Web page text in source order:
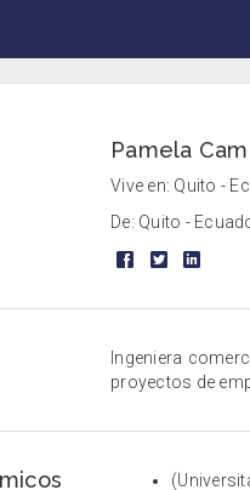
Pamela
Vive en: Quito -
De: Quito -
Ingeniera
proyectos de